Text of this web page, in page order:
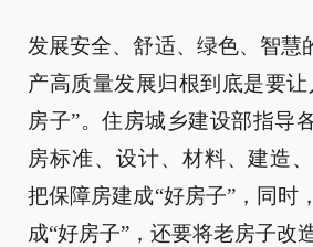
发展安全、舒适、绿色、智慧
产高质量发展归根到底是要
房子”。住房城乡建设部指导
房标准、设计、材料、建造
把保障房建成“好房子”，同时
成“好房子”，还要将老房子改